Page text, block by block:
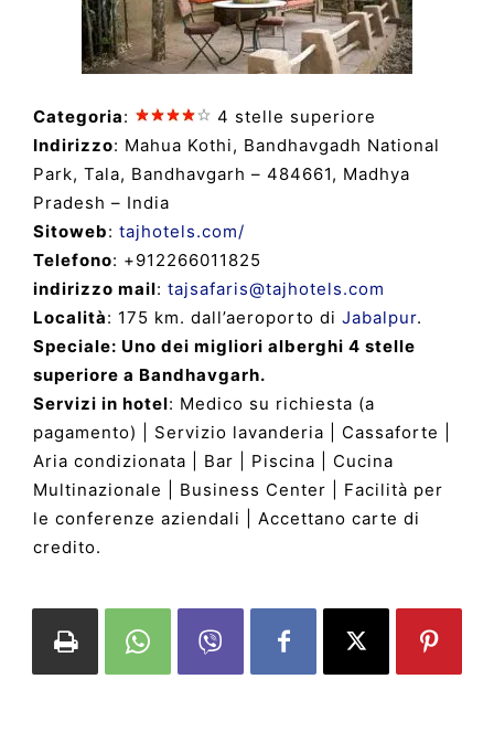
Categoria:
4 stelle superiore
Indirizzo: Mahua Kothi, Bandhavgadh National
Park, Tala, Bandhavgarh – 484661, Madhya
Pradesh – India
Sitoweb: tajhotels.com/
Telefono: +912266011825
indirizzo mail: tajsafaris@tajhotels.com
Località: 175 km. dall’aeroporto di Jabalpur.
Speciale: Uno dei migliori alberghi 4 stelle
superiore a Bandhavgarh.
Servizi in hotel: Medico su richiesta (a
pagamento) | Servizio lavanderia | Cassaforte |
Aria condizionata | Bar | Piscina | Cucina
Multinazionale | Business Center | Facilità per
le conferenze aziendali | Accettano carte di
credito.